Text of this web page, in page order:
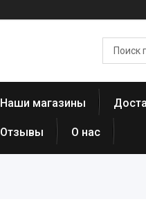
Наши магазины
Отзывы О нас